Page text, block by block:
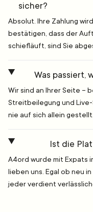
sicher?
Absolut. Ihre Zahlung
bestätigen, dass der
schiefläuft, sind Sie
Was passiert,
Wir sind an Ihrer Seite –
Streitbeilegung und Live-
nie auf sich allein gestellt.
Ist die
A4ord wurde mit Expats
lieben uns. Egal ob neu
jeder verdient